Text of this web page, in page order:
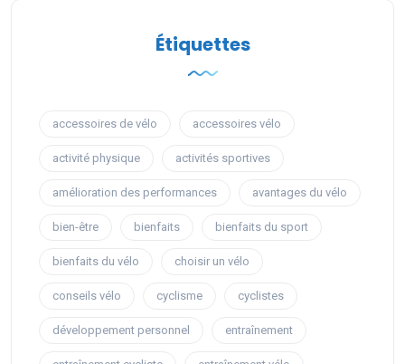
Étiquettes
accessoires de vélo accessoires vélo
activité physique activités sportives
amélioration des performances avantages du vélo
bien-être bienfaits bienfaits du sport
bienfaits du vélo choisir un vélo
conseils vélo cyclisme cyclistes
développement personnel entraînement